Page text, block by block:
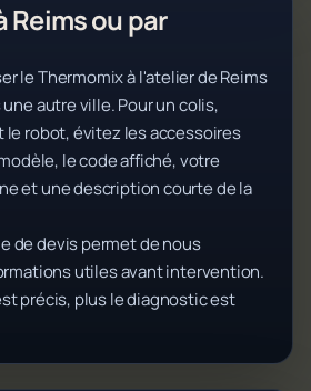
Reims ou par
le Thermomix à l'atelier de Reims
autre ville. Pour un colis,
robot, évitez les accessoires
le code affiché, votre
et une description courte de la
de devis permet de nous
utiles avant intervention.
précis, plus le diagnostic est